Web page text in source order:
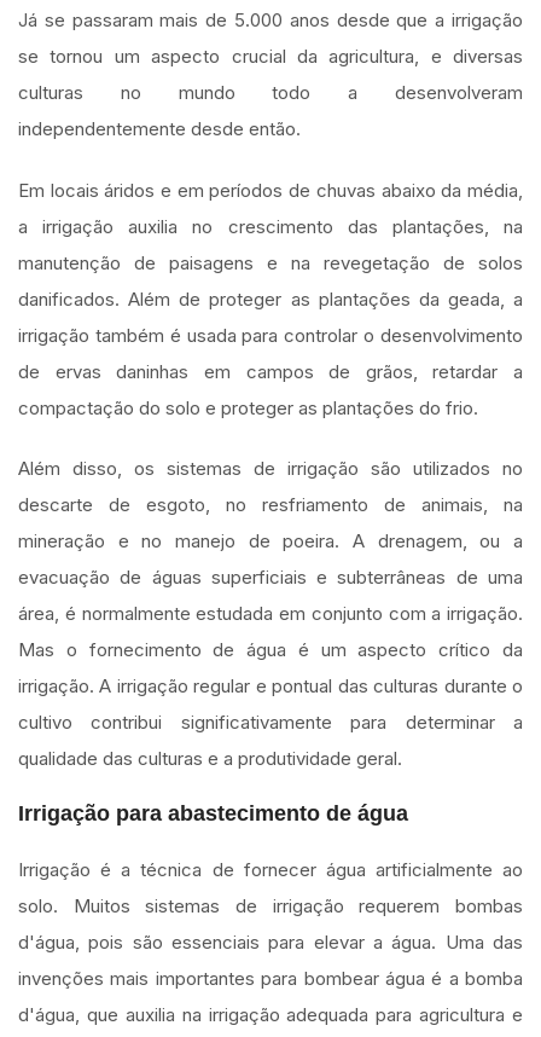
Já se passaram mais de 5.000 anos desde que a irrigação
se tornou um aspecto crucial da agricultura, e diversas
culturas no mundo todo a desenvolveram
independentemente desde então.
Em locais áridos e em períodos de chuvas abaixo da média,
a irrigação auxilia no crescimento das plantações, na
manutenção de paisagens e na revegetação de solos
danificados. Além de proteger as plantações da geada, a
irrigação também é usada para controlar o desenvolvimento
de ervas daninhas em campos de grãos, retardar a
compactação do solo e proteger as plantações do frio.
Além disso, os sistemas de irrigação são utilizados no
descarte de esgoto, no resfriamento de animais, na
mineração e no manejo de poeira. A drenagem, ou a
evacuação de águas superficiais e subterrâneas de uma
área, é normalmente estudada em conjunto com a irrigação.
Mas o fornecimento de água é um aspecto crítico da
irrigação. A irrigação regular e pontual das culturas durante o
cultivo contribui significativamente para determinar a
qualidade das culturas e a produtividade geral.
Irrigação para abastecimento de água
Irrigação é a técnica de fornecer água artificialmente ao
solo. Muitos sistemas de irrigação requerem bombas
d'água, pois são essenciais para elevar a água. Uma das
invenções mais importantes para bombear água é a bomba
d'água, que auxilia na irrigação adequada para agricultura e